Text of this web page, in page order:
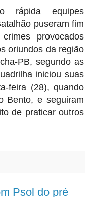
rápida equipes
puseram fim
provocados
oriundos da região
PB, segundo as
iniciou suas
feira (28), quando
Bento, e seguiram
de praticar outros
Psol do pré